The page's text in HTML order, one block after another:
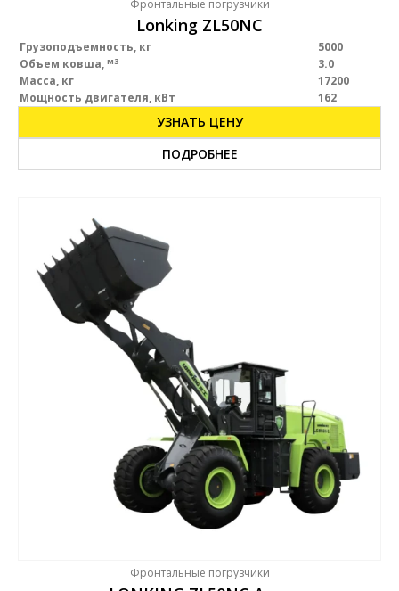
Фронтальные погрузчики
Lonking ZL50NC
Грузоподъемность, кг
5000
Объем ковша, м3
3.0
Масса, кг
17200
Мощность двигателя, кВт
162
УЗНАТЬ ЦЕНУ
ПОДРОБНЕЕ
Фронтальные погрузчики